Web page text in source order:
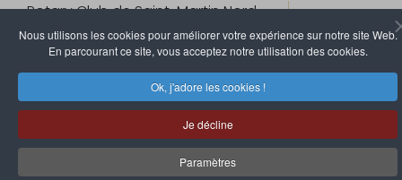
Nous utilisons les cookies pour améliorer votre expérience sur notre site Web.
En parcourant ce site, vous acceptez notre utilisation des cookies.
Ok, j'adore les cookies !
Je décline
Paramètres
Rotary Club de Saint-Martin Nord
25 Octobre 2019
Clics : 3830
Plus de vingt cinq personnes étaient présentes au
restaurant La Terrasse en ce jeudi 25 octobre pour la
réunion statutaire / dîner avec conjoints, en présence
de Delma Maduro, Gouverneure du District 7020, et